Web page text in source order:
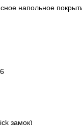
напольное
замок)